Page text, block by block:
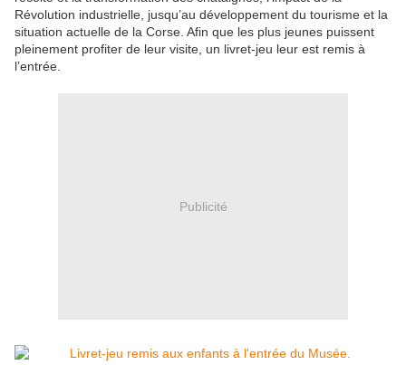
Révolution industrielle, jusqu’au développement du tourisme et la
situation actuelle de la Corse. Afin que les plus jeunes puissent
pleinement profiter de leur visite, un livret-jeu leur est remis à
l’entrée.
Publicité